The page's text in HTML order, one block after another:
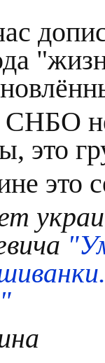
СНБО
это
это